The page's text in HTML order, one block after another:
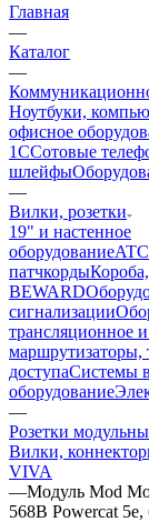
Главная
—
Каталог
—
Ноутбуки,
офисное
1ССотовые
шлейфы
—
Вилки, розетки
19" и настенное
оборудованиеATC
патчкорды
BEWARD
сигнализации
трансляционное
маршрутизаторы,
доступаСистемы
оборудование
—
Розетки
Вилки,
VIVA
—Модуль Mod
568B Powercat